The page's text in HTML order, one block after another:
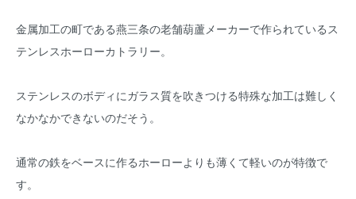
金属加工の町である燕三条の老舗葫蘆メーカーで作られているス
テンレスホーローカトラリー。
ステンレスのボディにガラス質を吹きつける特殊な加工は難しく
なかなかできないのだそう。
通常の鉄をベースに作るホーローよりも薄くて軽いのが特徴で
す。